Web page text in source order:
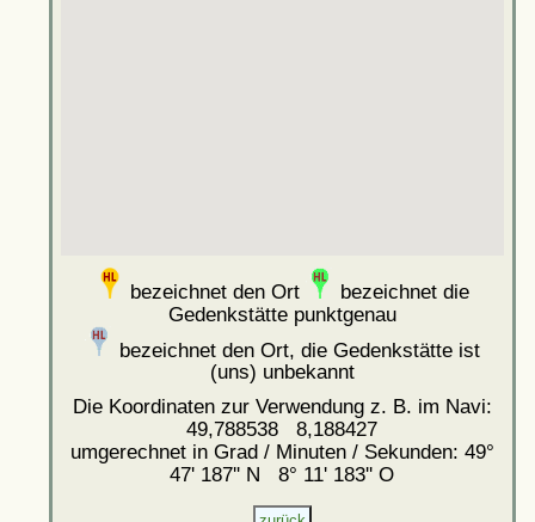
bezeichnet den Ort
bezeichnet die
Gedenkstätte punktgenau
bezeichnet den Ort, die Gedenkstätte ist
(uns) unbekannt
Die Koordinaten zur Verwendung z. B. im Navi:
49,788538 8,188427
umgerechnet in Grad / Minuten / Sekunden: 49°
47' 187'' N 8° 11' 183'' O